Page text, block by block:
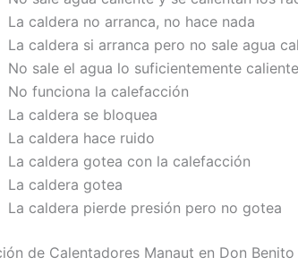
La caldera no arranca, no hace nada
La caldera si arranca pero no sale agua
No sale el agua lo suficientemente caliente
No funciona la calefacción
La caldera se bloquea
La caldera hace ruido
La caldera gotea con la calefacción
La caldera gotea
La caldera pierde presión pero no gotea
de Calentadores Manaut en Don Benito